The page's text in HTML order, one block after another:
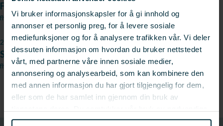
Vi bruker informasjonskapsler for å gi innhold og
annonser et personlig preg, for å levere sosiale
mediefunksjoner og for å analysere trafikken vår. Vi deler
dessuten informasjon om hvordan du bruker nettstedet
vårt, med partnerne våre innen sosiale medier,
annonsering og analysearbeid, som kan kombinere den
med annen informasjon du har gjort tilgjengelig for dem,
eller som de har samlet inn gjennom din bruk av
informasjonskapsler ved å bruke nettstedet vårt.
Fagsamling for verdikjede havbruk avholdt
fhf.no
29.09.2009
Slakting på merdkant og skånsommere pumping
fhf.no